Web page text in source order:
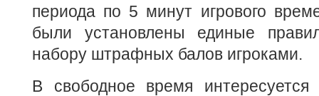
периода по 5 минут игрового
были установлены единые
набору штрафных балов игроками.
В свободное время интересуется